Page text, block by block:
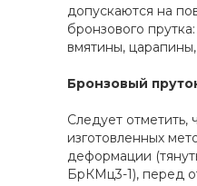
допускаются на
бронзового
вмятины,
Бронзовый
Следует отметить,
изготовленных
деформации
БрКМц3-1), перед